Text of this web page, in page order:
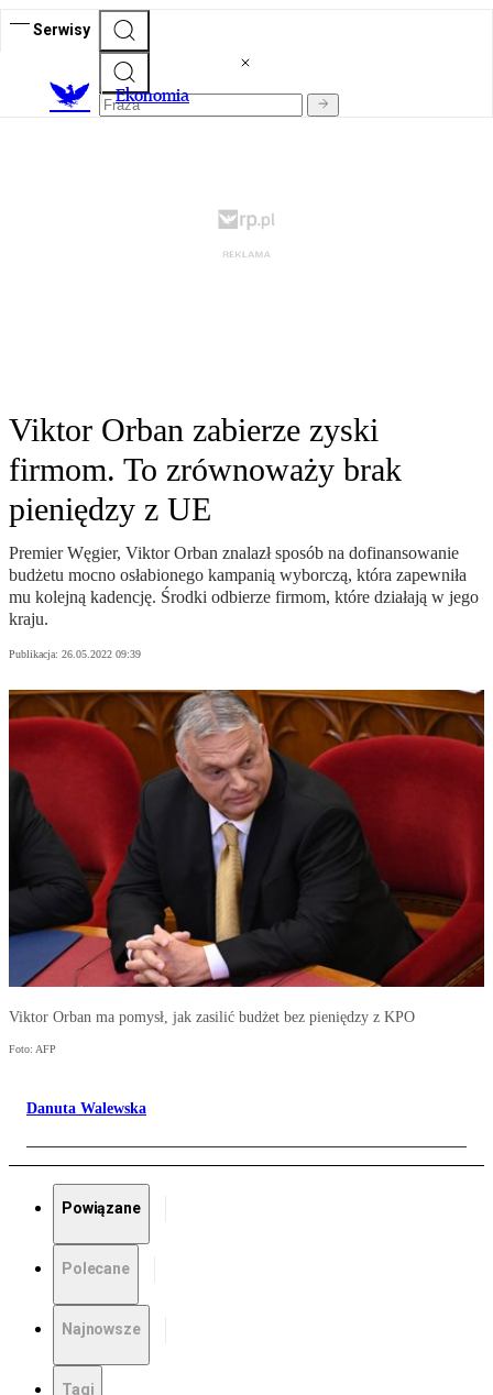
Serwisy
Ekonomia
Viktor Orban zabierze zyski
firmom. To zrównoważy brak
pieniędzy z UE
Premier Węgier, Viktor Orban znalazł sposób na dofinansowanie
budżetu mocno osłabionego kampanią wyborczą, która zapewniła
mu kolejną kadencję. Środki odbierze firmom, które działają w jego
kraju.
Publikacja: 26.05.2022 09:39
Viktor Orban ma pomysł, jak zasilić budżet bez pieniędzy z KPO
Foto: AFP
Danuta Walewska
Powiązane
Polecane
Najnowsze
Tagi